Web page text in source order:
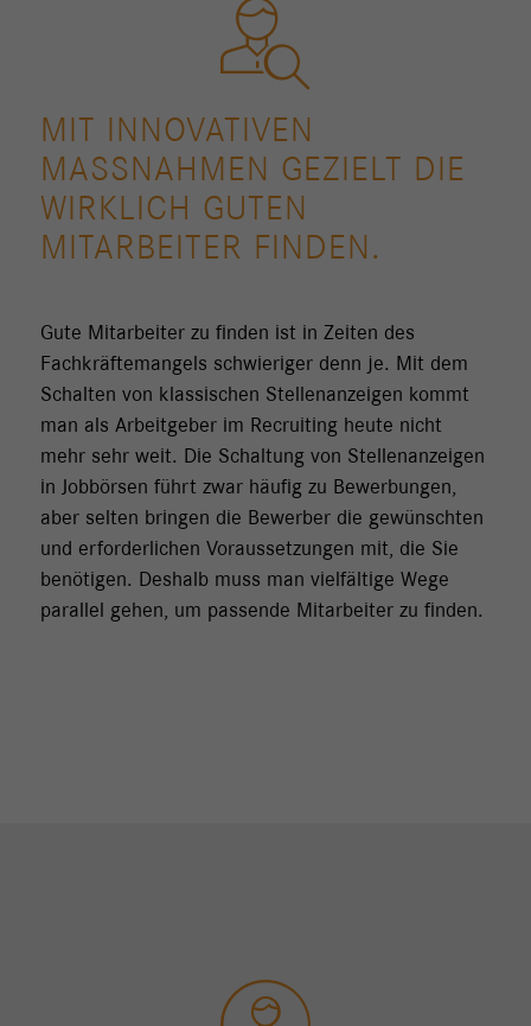
MIT INNOVATIVEN
MASSNAHMEN GEZIELT DIE W
IRKLICH GUTEN M
ITARBEITER FINDEN.
Gute Mitarbeiter zu finden ist in Zeiten des
Fachkräftemangels schwieriger denn je. Mit dem
Schalten von klassischen Stellenanzeigen kommt
man als Arbeitgeber im Recruiting heute nicht
mehr sehr weit. Die Schaltung von Stellenanzeigen
in Jobbörsen führt zwar häufig zu Bewerbungen,
aber selten bringen die Bewerber die gewünschten
und erforderlichen Voraussetzungen mit, die Sie
benötigen. Deshalb muss man vielfältige Wege
parallel gehen, um passende Mitarbeiter zu finden.